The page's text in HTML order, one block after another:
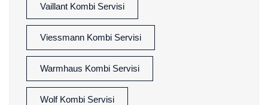
Vaillant Kombi Servisi
Viessmann Kombi Servisi
Warmhaus Kombi Servisi
Wolf Kombi Servisi